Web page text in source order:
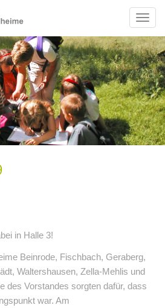
Toggle
in Halle 3!
Beinrode, Fischbach, Geraberg,
Waltershausen, Zella-Mehlis und
des Vorstandes sorgten dafür, dass
war. Am